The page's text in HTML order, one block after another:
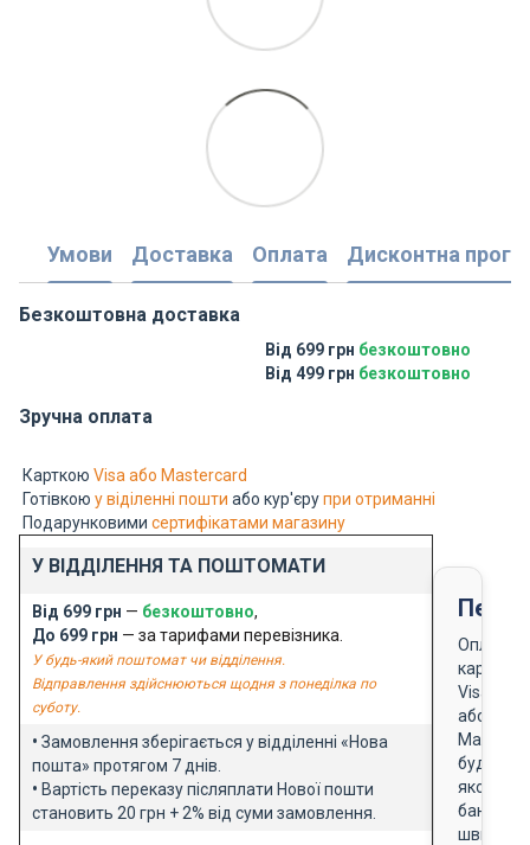
Умови Доставка Оплата Дисконтна
Безкоштовна доставка
Від 699 грн безкоштовно
Від 499 грн безкоштовно
Зручна оплата
Карткою Visa або Mastercard
Готівкою у віділенні пошти або кур'єрупри отриманні
Подарунковими сертифікатами магазину
У ВІДДІЛЕННЯ ТА ПОШТОМАТИ
Від 699 грн — безкоштовно,
До 699 грн — за тарифами перевізника.
У будь-який поштомат чи відділення.
Відправлення здійснюються щодня з понеділка по
суботу.
• Замовлення зберігається у відділенні «Нова
пошта» протягом 7 днів.
• Вартість переказу післяплати Нової пошти
становить 20 грн + 2% від суми замовлення.
Оплата
карткою
Visa
або
будь-
якого
банку
швидко